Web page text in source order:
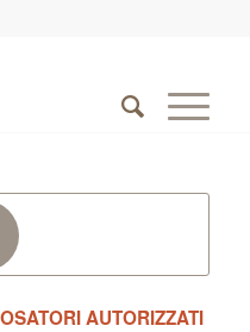
AUTORIZZATI